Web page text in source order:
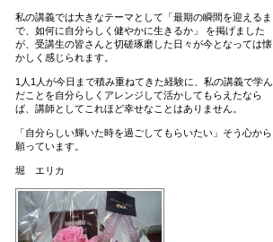
私の講義では大きなテーマとして「最期の瞬間を迎えるま
で、如何に自分らしく健やかに生きるか」 を掲げました
が、受講生の皆さんと切磋琢磨した日々が今となっては懐
かしく感じられます。
1人1人が今日まで積み重ねてきた経験に、私の講義で学ん
だことを自分らしくアレンジして活かしてもらえたなら
ば、講師としてこれほど幸せなことはありません。
「自分らしい輝いた時を過ごしてもらいたい」そう心から
願っています。
堀 エリカ